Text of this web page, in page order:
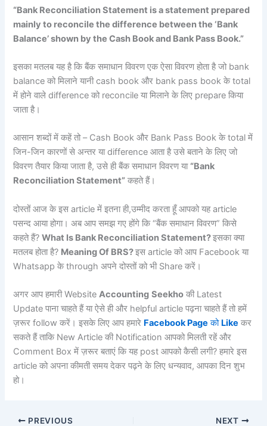
“Bank Reconciliation Statement is a statement prepared
mainly to reconcile the difference between the ‘Bank
Balance’ shown by the Cash Book and Bank Pass Book.”
इसका मतलब यह है कि बैंक समाधान विवरण एक ऐसा विवरण होता है जो bank
balance को मिलाने यानी cash book और bank pass book के total
में होने वाले difference को reconcile या मिलाने के लिए prepare किया
जाता है।
आसान शब्दों में कहें तो – Cash Book और Bank Pass Book के total में
जिन-जिन कारणों से अन्तर या difference आता है उसे बताने के लिए जो
विवरण तैयार किया जाता है, उसे ही बैंक समाधान विवरण या “Bank
Reconciliation Statement” कहते हैं।
दोस्तों आज के इस article में इतना ही,उम्मीद करता हूँ आपको यह article
पसन्द आया होगा। अब आप समझ गए होंगे कि “बैंक समाधान विवरण” किसे
कहते हैं?What Is Bank Reconciliation Statement?इसका क्या
मतलब होता है? Meaning Of BRS?इस article को आप Facebook या
Whatsapp के through अपने दोस्तों को भी Share करें।
अगर आप हमारी WebsiteAccounting Seekho की Latest
Update पाना चाहते हैं या ऐसे ही और helpful article पढ़ना चाहते हैं तो हमें
ज़रूर follow करें। इसके लिए आप हमारे Facebook Page को Like कर
सकते हैं ताकि New Article की Notification आपको मिलती रहें और
Comment Box में ज़रूर बताएं कि यह post आपको कैसी लगी? हमारे इस
article को अपना कीमती समय देकर पढ़ने के लिए धन्यवाद, आपका दिन शुभ
हो।
PREVIOUS NEXT